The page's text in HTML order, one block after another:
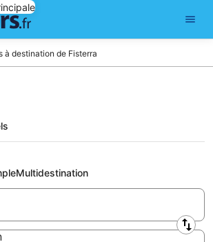
à destination de Fisterra
pour Fisterra
Multidestination